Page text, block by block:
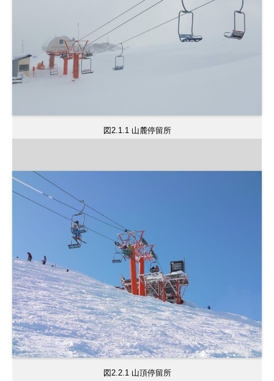
図2.1.1 山麓停留所
図2.2.1 山頂停留所